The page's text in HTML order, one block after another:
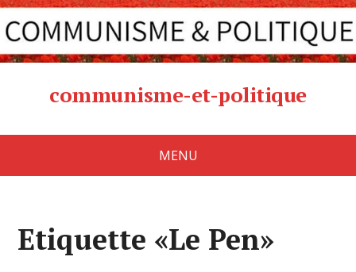
communisme-et-politique
MENU
Etiquette «Le Pen»